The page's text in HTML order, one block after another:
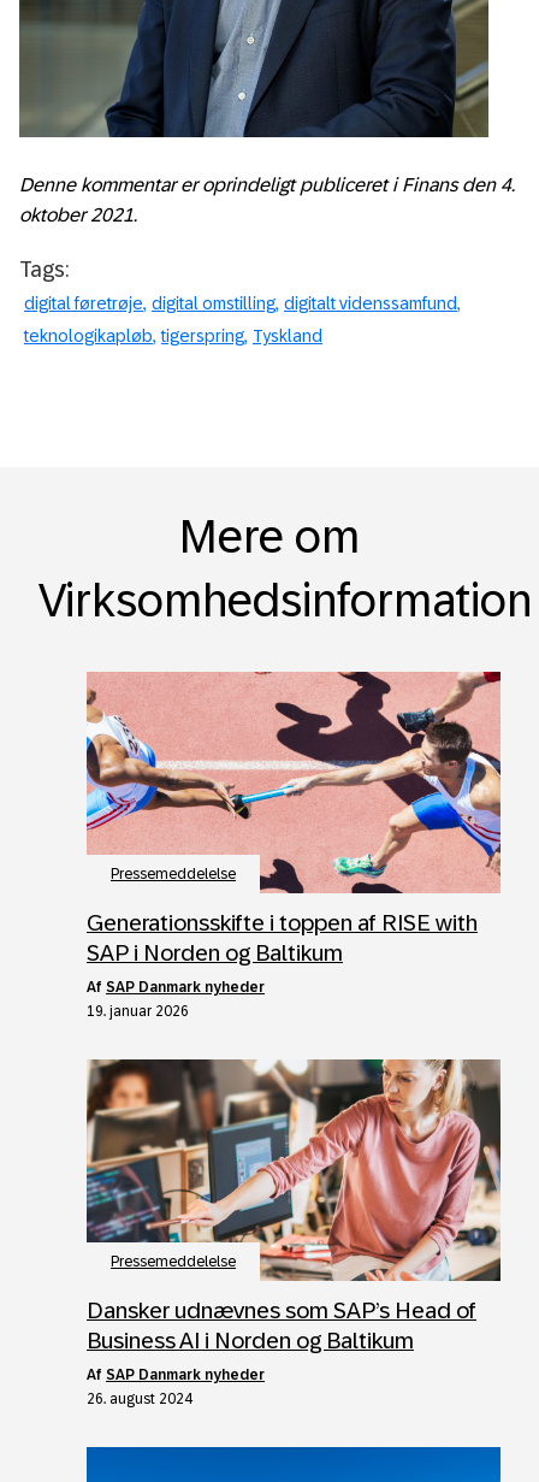
Denne kommentar er oprindeligt publiceret i Finans den 4.
oktober 2021.
Tags:
digital føretrøje digital omstilling digitalt videnssamfund
teknologikapløb tigerspring Tyskland
Mere om
Virksomhedsinformation
Pressemeddelelse
Generationsskifte i toppen af RISE with
SAP i Norden og Baltikum
af SAP Danmark nyheder
19. januar 2026
Pressemeddelelse
Dansker udnævnes som SAP’s Head of
Business AI i Norden og Baltikum
af SAP Danmark nyheder
26. august 2024